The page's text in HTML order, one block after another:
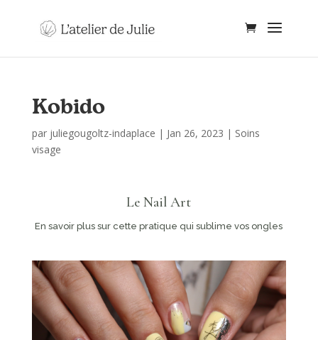
Kobido
par juliegougoltz-indaplace | Jan 26, 2023 | Soins
visage
Le Nail Art
En savoir plus sur cette pratique qui sublime vos ongles